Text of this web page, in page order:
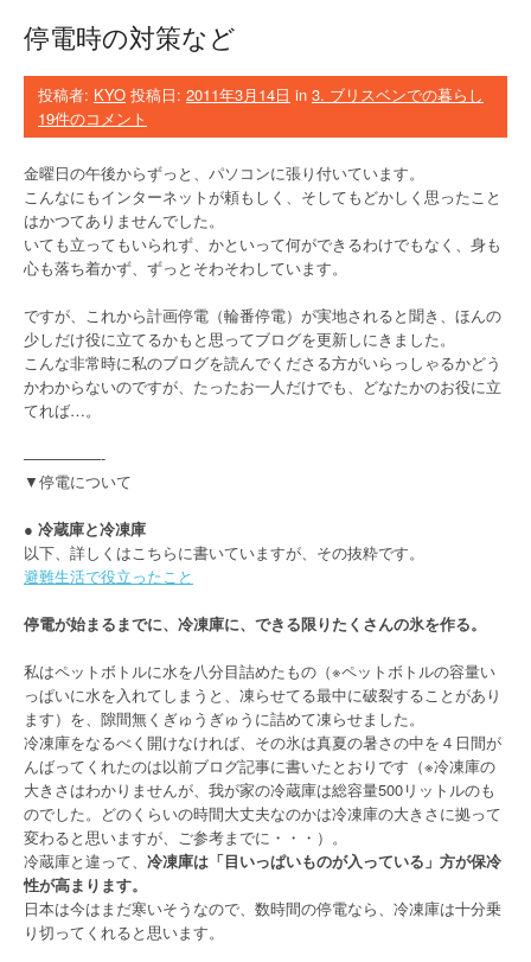
球
ゴ
ラ
に
演
し
ま
ー
す
【
心
は
ひ
”
停電時の対策など
投稿者: KYO 投稿日: 2011年3月14日 in 3. ブリスベンでの暮らし
19件のコメント
金曜日の午後からずっと、パソコンに張り付いています。
こんなにもインターネットが頼もしく、そしてもどかしく思ったこと
はかつてありませんでした。
いても立ってもいられず、かといって何ができるわけでもなく、身も
心も落ち着かず、ずっとそわそわしています。
ですが、これから計画停電（輪番停電）が実地されると聞き、ほんの
少しだけ役に立てるかもと思ってブログを更新しにきました。
こんな非常時に私のブログを読んでくださる方がいらっしゃるかどう
かわからないのですが、たったお一人だけでも、どなたかのお役に立
てれば…。
—————-
▼停電について
● 冷蔵庫と冷凍庫
以下、詳しくはこちらに書いていますが、その抜粋です。
避難生活で役立ったこと
停電が始まるまでに、冷凍庫に、できる限りたくさんの氷を作る。
私はペットボトルに水を八分目詰めたもの（※ペットボトルの容量い
っぱいに水を入れてしまうと、凍らせてる最中に破裂することがあり
ます）を、隙間無くぎゅうぎゅうに詰めて凍らせました。
冷凍庫をなるべく開けなければ、その氷は真夏の暑さの中を４日間が
んばってくれたのは以前ブログ記事に書いたとおりです（※冷凍庫の
大きさはわかりませんが、我が家の冷蔵庫は総容量500リットルのも
のでした。どのくらいの時間大丈夫なのかは冷凍庫の大きさに拠って
変わると思いますが、ご参考までに・・・）。
冷蔵庫と違って、 冷凍庫は「目いっぱいものが入っている」方が保冷
性が高まります。
日本は今はまだ寒いそうなので、数時間の停電なら、冷凍庫は十分乗
り切ってくれると思います。